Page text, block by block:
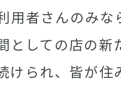
用者さんのみな
としての店の新
けられ、皆が住